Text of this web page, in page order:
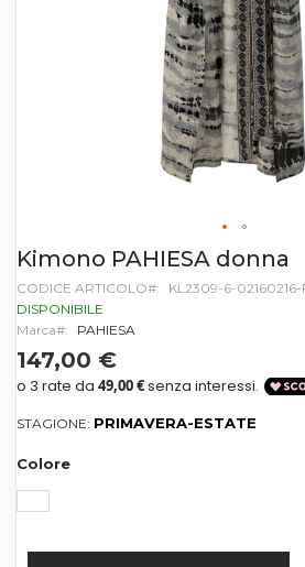
Vai
all'inizio
della
galleria
di
Kimono PAHIESA donna
CODICE ARTICOLO
KL2309-6-02160216-
DISPONIBILE
Marca
PAHIESA
147,00 €
STAGIONE: PRIMAVERA-ESTATE
Colore